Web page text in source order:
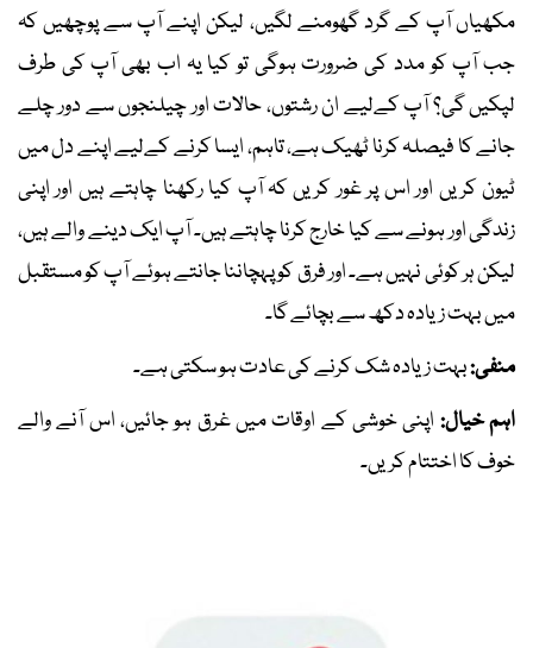
مکھیاں آپ کے گرد گھومنے لگیں، لیکن اپنے آپ سے پوچھیں کہ
جب آپ کو مدد کی ضرورت ہوگی تو کیا یہ اب بھی آپ کی طرف
لپکیں گی؟ آپ کےلیے ان رشتوں، حالات اور چیلنجوں سے دور چلے
جانے کا فیصلہ کرنا ٹھیک ہے، تاہم، ایسا کرنے کےلیے اپنے دل میں
ٹیون کریں اور اس پر غور کریں کہ آپ کیا رکھنا چاہتے ہیں اور اپنی
زندگی اور ہونے سے کیا خارج کرنا چاہتے ہیں۔ آپ ایک دینے والے ہیں،
لیکن ہر کوئی نہیں ہے۔ اور فرق کو پہچاننا جانتے ہوئے آپ کو مستقبل
میں بہت زیادہ دکھ سے بچائے گا۔
منفی:بہت زیادہ شک کرنے کی عادت ہو سکتی ہے۔
اہم خیال: اپنی خوشی کے اوقات میں غرق ہو جائیں، اس آنے والے
خوف کا اختتام کریں۔